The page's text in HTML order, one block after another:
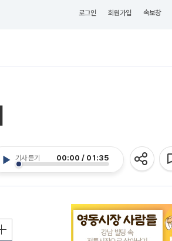
로그인 회원가입 속보창
기사 듣기 00:00 / 01:35